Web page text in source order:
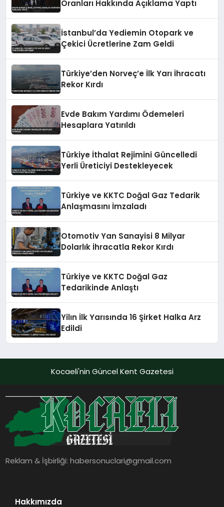
Oranları Hakkında Açıklama Yaptı
İstanbul’da Yediemin Otopark ve
Çekici Ücretlerine Zam Geldi
Türkiye’den Norveç’e İlk Yarı İhracatı
Rekor Kırdı
Evde Bakım Yardımı Ödemeleri
Hesaplara Yatırıldı
Türkiye İthalat Rejimini Güncelledi
Yerli Üreticiyi Destekleyecek
Türkiye ve KKTC Doğal Gaz Tedarik
Anlaşmasını İmzaladı
Otomotiv Yan Sanayisi 8 Milyar
Dolarlık İhracatla Rekor Kırdı
Türkiye ve KKTC Doğal Gaz
Tedarikinde Anlaştı
Yilın İlk Yarısında 16 Şirket Halka Arz
Edildi
Kocaeli'nin Güncel Kent Gazetesi
Reklam & İşbirliği:habersonuclari@gmail.com
Hakkımızda